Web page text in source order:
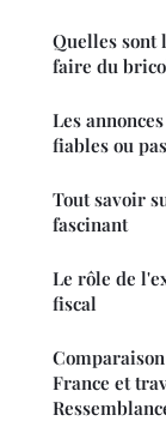
Quelles sont
faire du
Les
fiables ou
Tout savoir
fascinant
Le rôle de
fiscal
France et